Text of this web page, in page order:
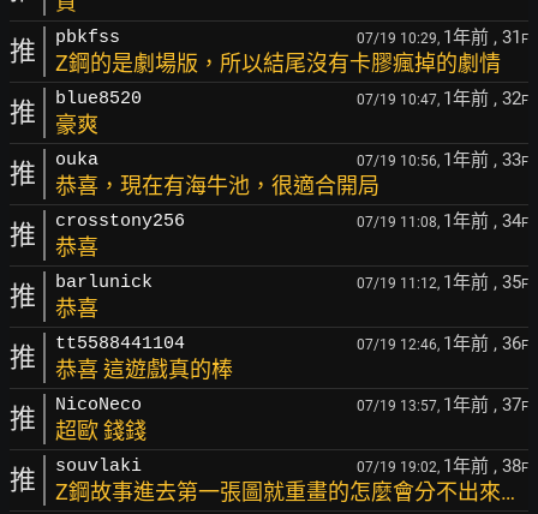
推 pbkfss 07/19 10:29, 1年前 , 31 F
Z鋼的是劇場版，所以結尾沒有卡膠瘋掉的劇情
推 blue8520 07/19 10:47, 1年前 , 32F
豪爽
推 ouka 07/19 10:56, 1年前 , 33F
恭喜，現在有海牛池，很適合開局
推 crosstony256 07/19 11:08, 1年前 , 34F
恭喜
推 barlunick 07/19 11:12, 1年前 , 35F
恭喜
推 tt5588441104 07/19 12:46, 1年前 , 36F
恭喜 這遊戲真的棒
推 NicoNeco 07/19 13:57, 1年前 , 37F
超歐 錢錢
推 souvlaki 07/19 19:02, 1年前 , 38F
Z鋼故事進去第一張圖就重畫的怎麼會分不出來…